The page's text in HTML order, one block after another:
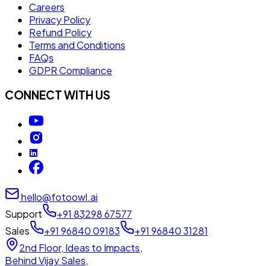
Careers
Privacy Policy
Refund Policy
Terms and Conditions
FAQs
GDPR Compliance
CONNECT WITH US
hello@fotoowl.ai
Support
+91 83298 67577
Sales
+91 96840 09183
+91 96840 31281
2nd Floor, Ideas to Impacts,
Behind Vijay Sales,